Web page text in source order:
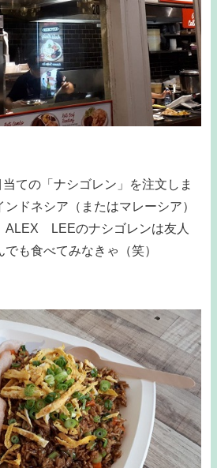
ての「ナシゴレン」を注文しま
ドネシア（またはマレーシア）
ALEX LEEのナシゴレンは友人
も食べてみなきゃ（笑）